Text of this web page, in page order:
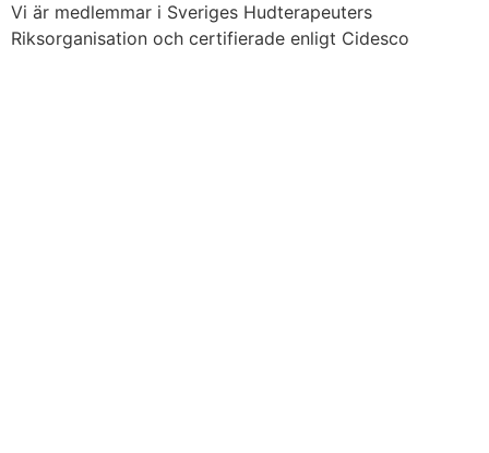
Vi är medlemmar i Sveriges Hudterapeuters
Riksorganisation och certifierade enligt Cidesco